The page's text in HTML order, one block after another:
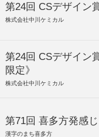
第24回 CSデザイン
株式会社中川ケミカル
第24回 CSデザイン
限定》
株式会社中川ケミカル
第71回 喜多方発感
漢字のまち喜多方